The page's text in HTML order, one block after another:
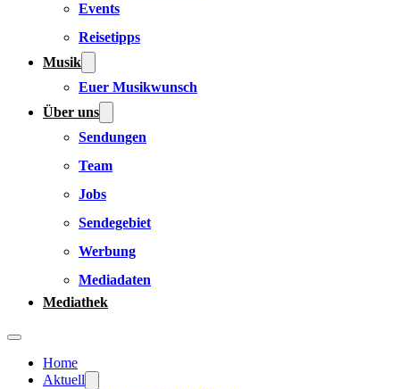
Events
Reisetipps
Musik
Euer Musikwunsch
Über uns
Sendungen
Team
Jobs
Sendegebiet
Werbung
Mediadaten
Mediathek
Home
Aktuell